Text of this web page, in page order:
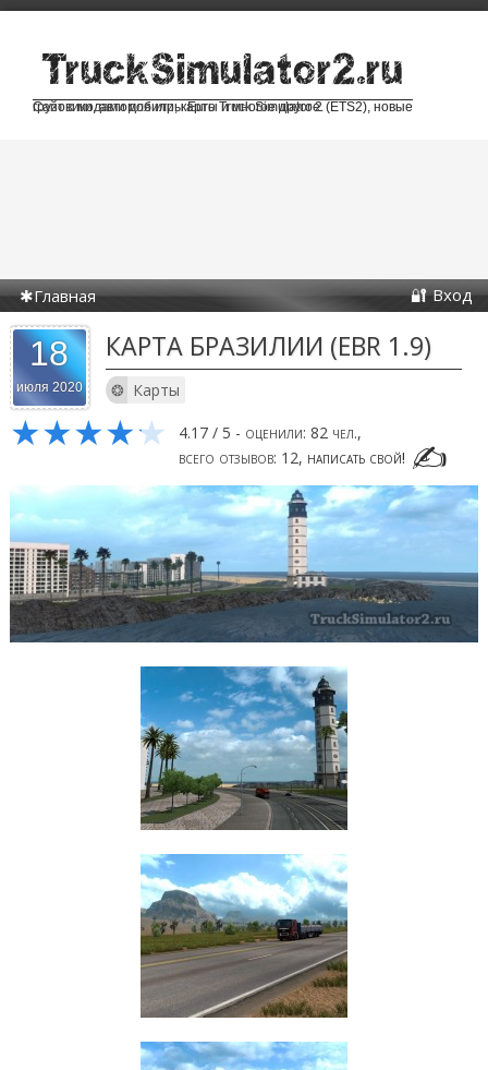
Сайт с модами для игры Euro Truck Simulator 2 (ETS2), новые грузовики, автомобили, карты и многое другое.
Главная Вход
18
июля 2020
КАРТА БРАЗИЛИИ (EBR 1.9)
Карты
★★★★★ 4.17 / 5 - оценили: 82чел.,
всего отзывов: 12, написать свой!